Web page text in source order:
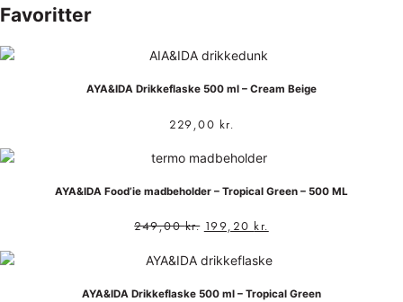
Favoritter
AYA&IDA Drikkeflaske 500 ml – Cream Beige
229,00 kr.
AYA&IDA Food’ie madbeholder – Tropical Green – 500 ML
249,00kr. 199,20 kr.
AYA&IDA Drikkeflaske 500 ml – Tropical Green